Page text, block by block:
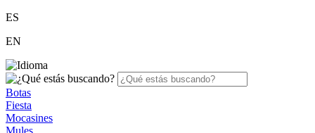
ES
EN
Botas
Fiesta
Mocasines
Mules